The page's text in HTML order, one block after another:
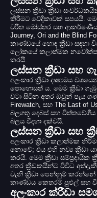
ලස්සන ක්‍රීඩා ක්‍රීඩා
කිරීමට වේදිකාවක් සපයයි.
චරිත මෝස්තර සහ
Journey, Ori and the Blind
කාණ්ඩයේ හොඳ ක්‍රීඩා සඳහා
ලෝකයේ කලාත්මක
කරයි.
ලස්සන ක්‍රීඩා සහ
අලංකාර ක්‍රීඩා දෘෂ්‍යමය
පොහොසත් ය. මෙම ක්‍රීඩා
වටා සිටින අතර ඔවුන් පැය
Firewatch, සහ The Last of
බලගතු දෙබස් සහ චිත්තවේගීය
බලය විදහා දක්වයි.
ලස්සන ක්‍රීඩා සහ
අලංකාර ක්‍රීඩා කලාත්මක
නොවේ; එය එහි නව්‍ය ක්‍රීඩා
කරයි. මෙම ක්‍රීඩා සම්ප්‍රදායික
අතර ක්‍රීඩකයින්ට විවිධ
වැනි ක්‍රීඩා පෙන්නුම් කරන්නේ
කාණ්ඩය කෙතරම් පුළුල් සහ
අලංකාර ක්රීඩා